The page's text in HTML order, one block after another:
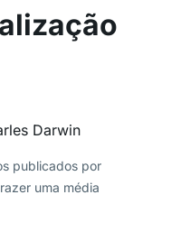
Darwin
publicados por
uma média